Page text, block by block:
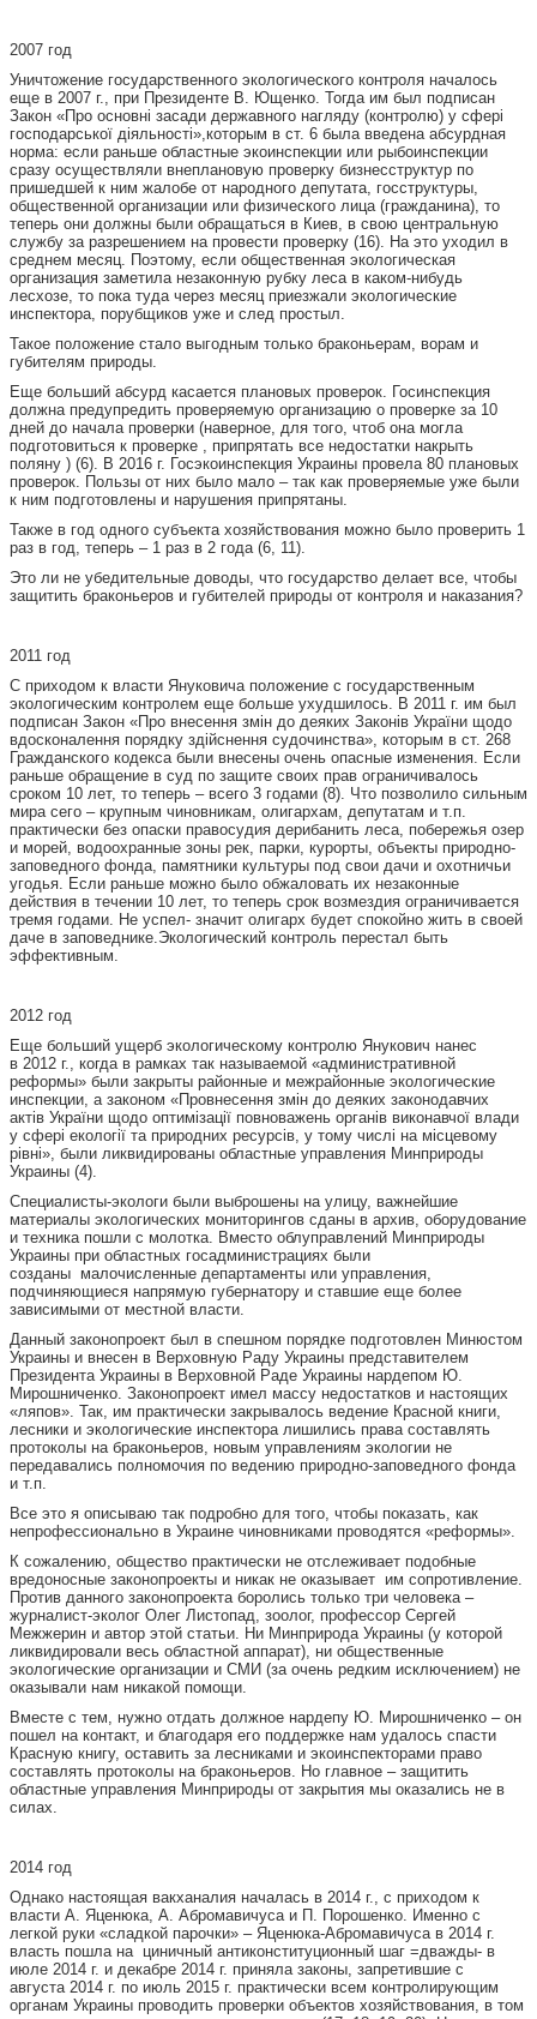
2007 год
Уничтожение государственного экологического контроля началось
еще в 2007 г., при Президенте В. Ющенко. Тогда им был подписан
Закон «Про основні засади державного нагляду (контролю) у сфері
господарської діяльності»,которым в ст. 6 была введена абсурдная
норма: если раньше областные экоинспекции или рыбоинспекции
сразу осуществляли внеплановую проверку бизнесструктур по
пришедшей к ним жалобе от народного депутата, госструктуры,
общественной организации или физического лица (гражданина), то
теперь они должны были обращаться в Киев, в свою центральную
службу за разрешением на провести проверку (16). На это уходил в
среднем месяц. Поэтому, если общественная экологическая
организация заметила незаконную рубку леса в каком-нибудь
лесхозе, то пока туда через месяц приезжали экологические
инспектора, порубщиков уже и след простыл.
Такое положение стало выгодным только браконьерам, ворам и
губителям природы.
Еще больший абсурд касается плановых проверок. Госинспекция
должна предупредить проверяемую организацию о проверке за 10
дней до начала проверки (наверное, для того, чтоб она могла
подготовиться к проверке , припрятать все недостатки накрыть
поляну ) (6). В 2016 г. Госэкоинспекция Украины провела 80 плановых
проверок. Пользы от них было мало – так как проверяемые уже были
к ним подготовлены и нарушения припрятаны.
Также в год одного субъекта хозяйствования можно было проверить 1
раз в год, теперь – 1 раз в 2 года (6, 11).
Это ли не убедительные доводы, что государство делает все, чтобы
защитить браконьеров и губителей природы от контроля и наказания?
2011 год
С приходом к власти Януковича положение с государственным
экологическим контролем еще больше ухудшилось. В 2011 г. им был
подписан Закон «Про внесення змін до деяких Законів України щодо
вдосконалення порядку здійснення судочинства», которым в ст. 268
Гражданского кодекса были внесены очень опасные изменения. Если
раньше обращение в суд по защите своих прав ограничивалось
сроком 10 лет, то теперь – всего 3 годами (8). Что позволило сильным
мира сего – крупным чиновникам, олигархам, депутатам и т.п.
практически без опаски правосудия дерибанить леса, побережья озер
и морей, водоохранные зоны рек, парки, курорты, объекты природно-
заповедного фонда, памятники культуры под свои дачи и охотничьи
угодья. Если раньше можно было обжаловать их незаконные
действия в течении 10 лет, то теперь срок возмездия ограничивается
тремя годами. Не успел- значит олигарх будет спокойно жить в своей
даче в заповеднике.Экологический контроль перестал быть
эффективным.
2012 год
Еще больший ущерб экологическому контролю Янукович нанес
в 2012 г., когда в рамках так называемой «административной
реформы» были закрыты районные и межрайонные экологические
инспекции, а законом «Провнесення змін до деяких законодавчих
актів України щодо оптимізації повноважень органів виконавчої влади
у сфері екології та природних ресурсів, у тому числі на місцевому
рівні», были ликвидированы областные управления Минприроды
Украины (4).
Специалисты-экологи были выброшены на улицу, важнейшие
материалы экологических мониторингов сданы в архив, оборудование
и техника пошли с молотка. Вместо облуправлений Минприроды
Украины при областных госадминистрациях были
созданы малочисленные департаменты или управления,
подчиняющиеся напрямую губернатору и ставшие еще более
зависимыми от местной власти.
Данный законопроект был в спешном порядке подготовлен Минюстом
Украины и внесен в Верховную Раду Украины представителем
Президента Украины в Верховной Раде Украины нардепом Ю.
Мирошниченко. Законопроект имел массу недостатков и настоящих
«ляпов». Так, им практически закрывалось ведение Красной книги,
лесники и экологические инспектора лишились права составлять
протоколы на браконьеров, новым управлениям экологии не
передавались полномочия по ведению природно-заповедного фонда
и т.п.
Все это я описываю так подробно для того, чтобы показать, как
непрофессионально в Украине чиновниками проводятся «реформы».
К сожалению, общество практически не отслеживает подобные
вредоносные законопроекты и никак не оказывает им сопротивление.
Против данного законопроекта боролись только три человека –
журналист-эколог Олег Листопад, зоолог, профессор Сергей
Межжерин и автор этой статьи. Ни Минприрода Украины (у которой
ликвидировали весь областной аппарат), ни общественные
экологические организации и СМИ (за очень редким исключением) не
оказывали нам никакой помощи.
Вместе с тем, нужно отдать должное нардепу Ю. Мирошниченко – он
пошел на контакт, и благодаря его поддержке нам удалось спасти
Красную книгу, оставить за лесниками и экоинспекторами право
составлять протоколы на браконьеров. Но главное – защитить
областные управления Минприроды от закрытия мы оказались не в
силах.
2014 год
Однако настоящая вакханалия началась в 2014 г., с приходом к
власти А. Яценюка, А. Абромавичуса и П. Порошенко. Именно с
легкой руки «сладкой парочки» – Яценюка-Абромавичуса в 2014 г.
власть пошла на циничный антиконституционный шаг =дважды- в
июле 2014 г. и декабре 2014 г. приняла законы, запретившие с
августа 2014 г. по июль 2015 г. практически всем контролирующим
органам Украины проводить проверки объектов хозяйствования, в том